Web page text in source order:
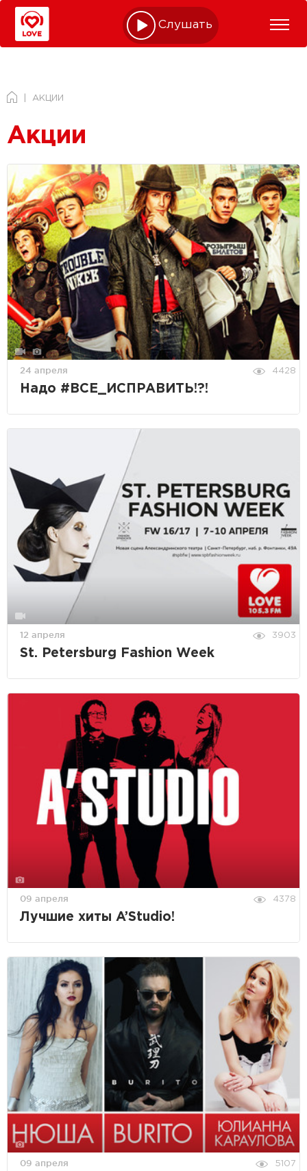
Слушать online
АКЦИИ
Акции
24 апреля 4428
Надо #ВСЕ_ИСПРАВИТЬ!?!
12 апреля 3903
St. Petersburg Fashion Week
09 апреля 4378
Лучшие хиты A’Studio!
09 апреля 5107